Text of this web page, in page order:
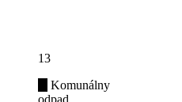
13
Komunálny
odpad